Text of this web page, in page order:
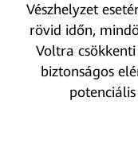
Vészhelyzet
rövid időn,
Voltra
biztonságos